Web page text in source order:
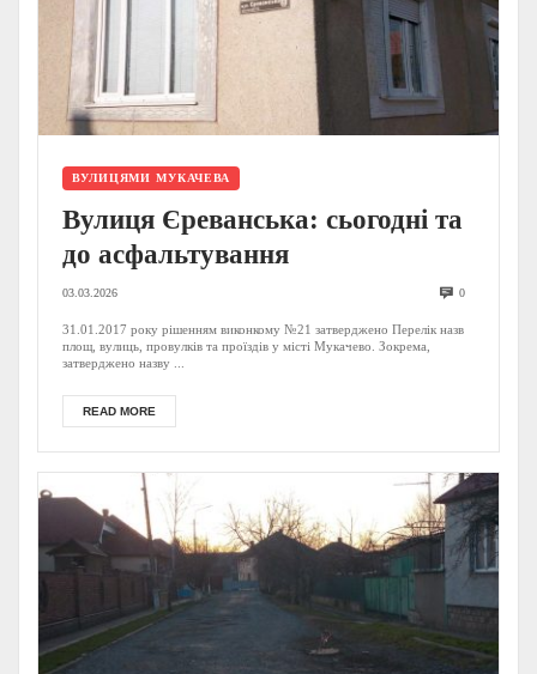
ВУЛИЦЯМИ МУКАЧЕВА
Вулиця Єреванська: сьогодні та
до асфальтування
03.03.2026 0
31.01.2017 року рішенням виконкому №21 затверджено Перелік назв
площ, вулиць, провулків та проїздів у місті Мукачево. Зокрема,
затверджено назву ...
READ MORE